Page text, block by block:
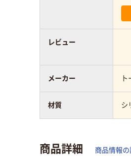
シ
レビュー
メーカー
材質
商品詳細 商品情報